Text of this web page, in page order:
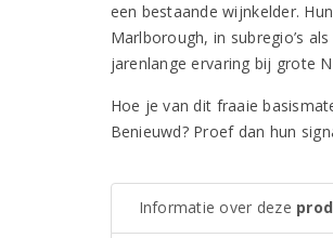
een bestaande wijnkelder.
Marlborough, in subregio’s
jarenlange ervaring bij grote
Hoe je van dit fraaie
Benieuwd? Proef dan hun
Informatie over deze